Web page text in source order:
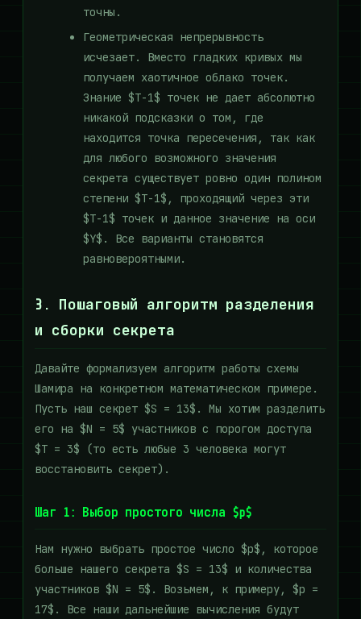
точны.
Геометрическая непрерывность
исчезает. Вместо гладких кривых мы
получаем хаотичное облако точек.
Знание $T-1$ точек не дает абсолютно
никакой подсказки о том, где
находится точка пересечения, так как
для любого возможного значения
секрета существует ровно один полином
степени $T-1$, проходящий через эти
$T-1$ точек и данное значение на оси
$Y$. Все варианты становятся
равновероятными.
3. Пошаговый алгоритм разделения
и сборки секрета
Давайте формализуем алгоритм работы схемы
Шамира на конкретном математическом примере.
Пусть наш секрет $S = 13$. Мы хотим разделить
его на $N = 5$ участников с порогом доступа
$T = 3$ (то есть любые 3 человека могут
восстановить секрет).
Шаг 1: Выбор простого числа $p$
Нам нужно выбрать простое число $p$, которое
больше нашего секрета $S = 13$ и количества
участников $N = 5$. Возьмем, к примеру, $p =
17$. Все наши дальнейшие вычисления будут